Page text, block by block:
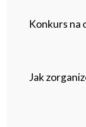
Konkurs na
Jak